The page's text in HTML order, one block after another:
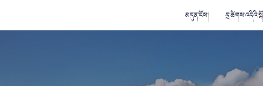
མདུན་ངོས།